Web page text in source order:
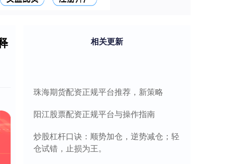
相关更新
珠海期货配资正规平台推荐，新策略
阳江股票配资正规平台与操作指南
炒股杠杆口诀：顺势加仓，逆势减仓；轻
仓试错，止损为王。